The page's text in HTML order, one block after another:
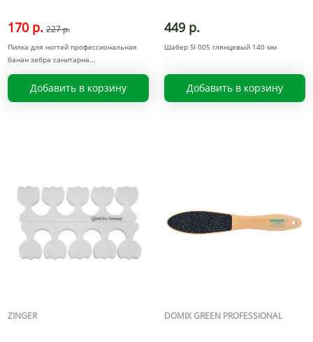
170 р. 227 р.
Пилка для ногтей профессиональная
банан зебра санитарна
Добавить в корзину
449 р.
Шабер SI 005 глянцевый 140 мм
Добавить в корзину
ZINGER DOMIX GREEN PROFESSIONAL